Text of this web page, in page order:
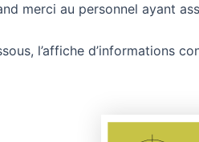
merci au personnel ayant
l’affiche d’informations